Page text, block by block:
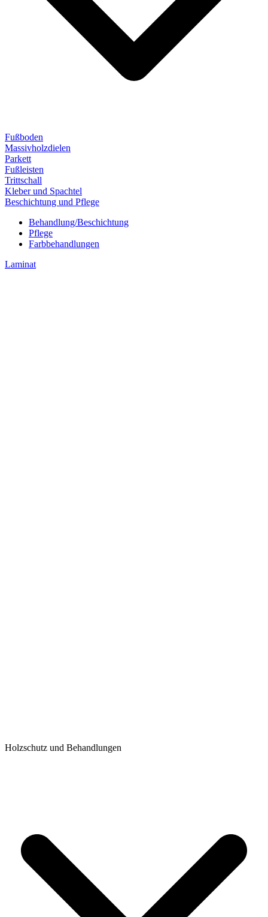
Fußboden
Massivholzdielen
Parkett
Fußleisten
Trittschall
Kleber und Spachtel
Beschichtung und Pflege
Behandlung/Beschichtung
Pflege
Farbbehandlungen
Laminat
Holzschutz und Behandlungen